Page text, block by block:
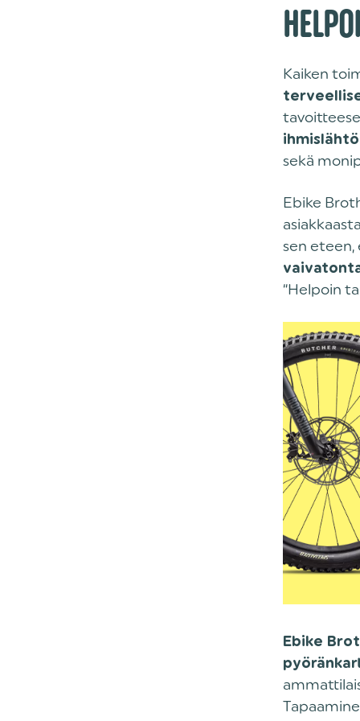
Kaiken
sekä
Ebike
sen eteen,
“Helpoin
Ebike